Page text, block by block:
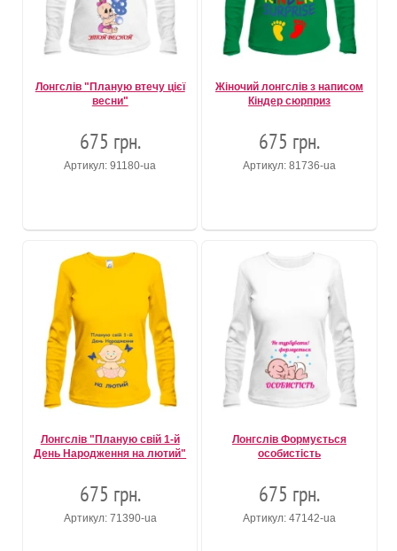
Лонгслів "Планую втечу цієї
весни"
675 грн.
Артикул: 91180-ua
Жіночий лонгслів з написом
Кіндер сюрприз
675 грн.
Артикул: 81736-ua
Лонгслів "Планую свій 1-й
День Народження на лютий"
675 грн.
Артикул: 71390-ua
Лонгслів Формується
особистість
675 грн.
Артикул: 47142-ua